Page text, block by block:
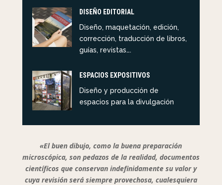
DISEÑO EDITORIAL
Diseño, maquetación, edición,
corrección, traducción de libros,
guías, revistas….
ESPACIOS EXPOSITIVOS
Diseño y producción de
espacios para la divulgación
«El buen dibujo, como la buena preparación
microscópica, son pedazos de la realidad, documentos
científicos que conservan indefinidamente su valor y
cuya revisión será siempre provechosa, cualesquiera